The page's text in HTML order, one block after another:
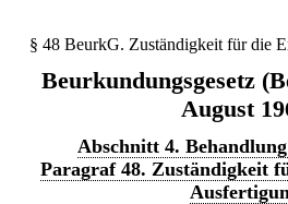
§ 48 BeurkG. Zuständigkeit für die
Beurkundungsgesetz
August
Abschnitt 4.
Paragraf 48. Zuständigkeit